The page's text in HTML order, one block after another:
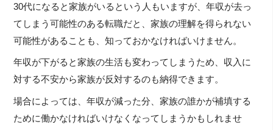
30代になると家族がいるという人もいますが、年収が去っ
てしまう可能性のある転職だと、家族の理解を得られない
可能性があることも、知っておかなければいけません。
年収が下がると家族の生活も変わってしまうため、収入に
対する不安から家族が反対するのも納得できます。
場合によっては、年収が減った分、家族の誰かが補填する
ために働かなければいけなくなってしまうかもしれませ